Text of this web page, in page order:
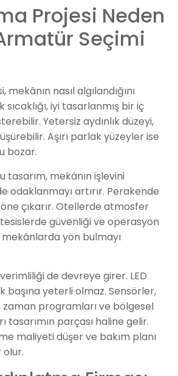
Projesi Neden
Seçimi
nasıl algılandığını
sıcaklığı, iyi tasarlanmış bir iç
Yetersiz aydınlık düzeyi,
Aşırı parlak yüzeyler ise
bozar.
tasarım, mekânın işlevini
odaklanmayı artırır. Perakende
çıkarır. Otellerde atmosfer
güvenliği ve operasyon
mekânlarda yön bulmayı
de devreye girer. LED
başına yeterli olmaz. Sensörler,
zaman programları ve bölgesel
tasarımın parçası haline gelir.
maliyeti düşer ve bakım planı